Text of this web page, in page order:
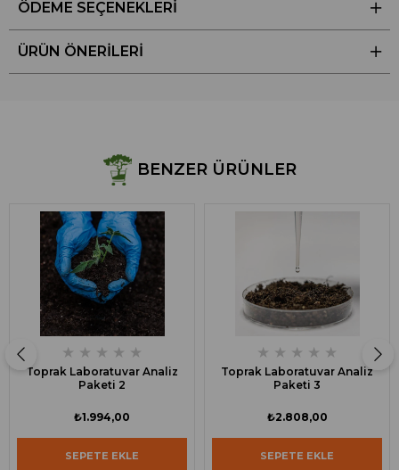
ÖDEME SEÇENEKLERI
ÜRÜN ÖNERILERI
BENZER ÜRÜNLER
★ ★ ★ ★ ★
Toprak Laboratuvar Analiz
Paketi 2
₺1.994,00
SEPETE EKLE
★ ★ ★ ★ ★
Toprak Laboratuvar Analiz
Paketi 3
₺2.808,00
SEPETE EKLE